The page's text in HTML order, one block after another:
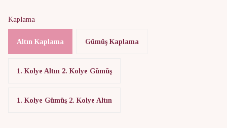
Kaplama
Altın Kaplama Gümüş Kaplama
1. Kolye Altın 2. Kolye Gümüş
1. Kolye Gümüş 2. Kolye Altın